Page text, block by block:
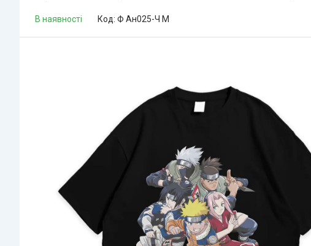
В наявності Код: Ф Ан025-Ч M